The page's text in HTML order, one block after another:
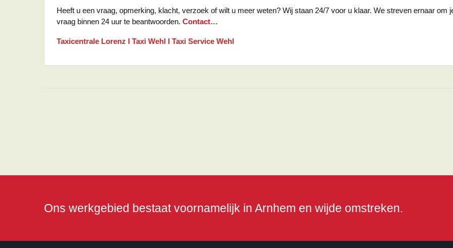
Heeft u een vraag, opmerking, klacht, verzoek of wilt u meer weten? Wij staan 24/7 voor u klaar. We streven ernaar om
vraag binnen 24 uur te beantwoorden. Contact…
Taxicentrale Lorenz I Taxi Wehl I Taxi Service Wehl
Ons werkgebied bestaat voornamelijk in Arnhem en wijde omstreken.